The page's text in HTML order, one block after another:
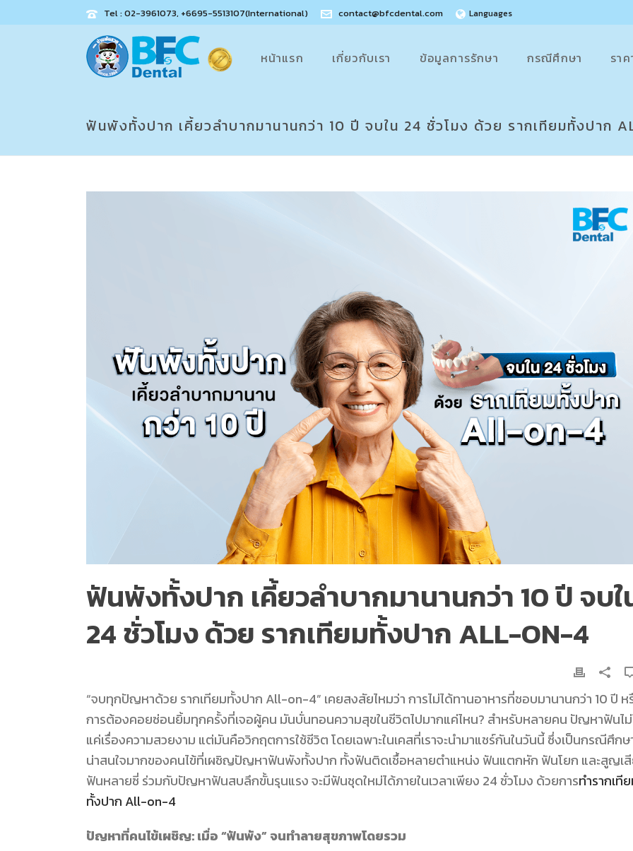
Tel : 02-3961073, +6695-5513107(International) contact@bfcdental.com Languages
หน้าแรก เกี่ยวกับเรา ข้อมูลการรักษา กรณีศึกษา รา
ฟันพังทั้งปาก เคี้ยวลำบากมานานกว่า 10 ปี จบใน 24 ชั่วโมง ด้วย รากเทียมทั้งปาก
ฟันพังทั้งปาก เคี้ยวลำบากมานานกว่า 10 ปี จบ
24 ชั่วโมง ด้วย รากเทียมทั้งปาก ALL-ON-4
“จบทุกปัญหาด้วย รากเทียมทั้งปาก All-on-4” เคยสงสัยไหมว่า การไม่ได้ทานอาหารที่ชอบมานานกว่า 10 ปี ห
การต้องคอยซ่อนยิ้มทุกครั้งที่เจอผู้คน มันบั่นทอนความสุขในชีวิตไปมากแค่ไหน? สำหรับหลายคน ปัญหาฟันไม่
แค่เรื่องความสวยงาม แต่มันคือวิกฤตการใช้ชีวิต โดยเฉพาะในเคสที่เราจะนำมาแชร์กันในวันนี้ ซึ่งเป็นกรณีศึก
น่าสนใจมากของคนไข้ที่เผชิญปัญหาฟันพังทั้งปาก ทั้งฟันติดเชื้อหลายตำแหน่ง ฟันแตกหัก ฟันโยก และสูญเ
ฟันหลายซี่ ร่วมกับปัญหาฟันสบลึกขั้นรุนแรง จะมีฟันชุดใหม่ได้ภายในเวลาเพียง 24 ชั่วโมง ด้วยการทำรากเที
ทั้งปาก All-on-4
ปัญหาที่คนไข้เผชิญ: เมื่อ “ฟันพัง” จนทำลายสุขภาพโดยรวม